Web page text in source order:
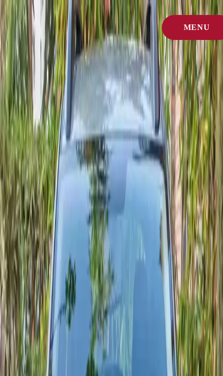
MENU
FERMER
Accueil
/
Voitures
/
Dacia
Focus marque
Location Dacia à Agadir
Découvrez tous les modèles Dacia que nous proposons actuellement à
Agadir. Ouvrez une fiche véhicule pour les photos, les équipements et
les options de réservation.
Chaque Dacia importée est inspectée chaque semaine pour rester prête
face au climat côtier et aux longs trajets marocains.
Réponse rapide
La location Dacia à Agadir est disponible sur plusieurs modèles avec
prix journalier clair, retrait aéroport/ville et réservation rapide par
WhatsApp.
Modèles disponibles
4
Tarif journalier mini
400 MAD
Mix carburant
diesel, essence
Économique Crossover & famille
Modèles en ligne
4 modèles
Annonces Dacia mises à jour avec les tarifs du moment.
Note moyenne
4.8 / 5
Dernières livraisons en 2026